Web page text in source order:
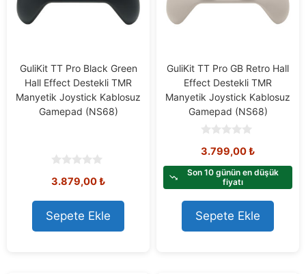
GuliKit TT Pro Black Green
Hall Effect Destekli TMR
Manyetik Joystick Kablosuz
Gamepad (NS68)
o
t
o
f
5
3.879,00₺
Sepete Ekle
GuliKit TT Pro GB Retro Hall
Effect Destekli TMR
Manyetik Joystick Kablosuz
Gamepad (NS68)
o
t
f
5
3.799,00₺
Son 10 günün en düşük
fiyatı
Sepete Ekle